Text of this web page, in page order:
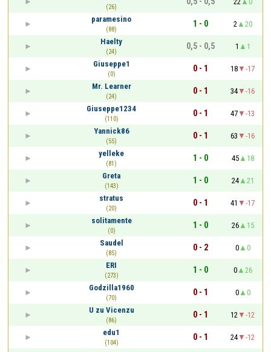
(26)
paramesino
(88)
1 - 0 2
20
Haelty
(24)
0,5 - 0,5 1
1
Giuseppe1
(0)
0 - 1 18
-17
Mr. Learner
(24)
0 - 1 34
-16
Giuseppe1234
(110)
0 - 1 47
-13
Yannick86
(55)
0 - 1 63
-16
yelleke
(81)
1 - 0 45
18
Greta
(143)
1 - 0 24
21
stratus
(20)
0 - 1 41
-17
solitamente
(0)
1 - 0 26
15
Saudel
(85)
0 - 2 0
0
ERI
(273)
1 - 0 0
26
Godzilla1960
(70)
0 - 1 0
0
U zu Vicenzu
(86)
0 - 1 12
-12
edu1
(104)
0 - 1 24
-12